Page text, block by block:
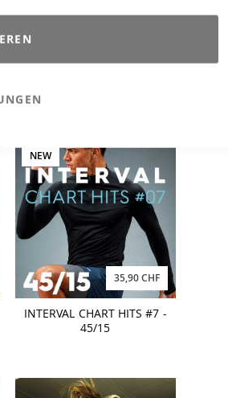
NEW
35,90 CHF
INTERVAL CHART HITS #7 -
45/15